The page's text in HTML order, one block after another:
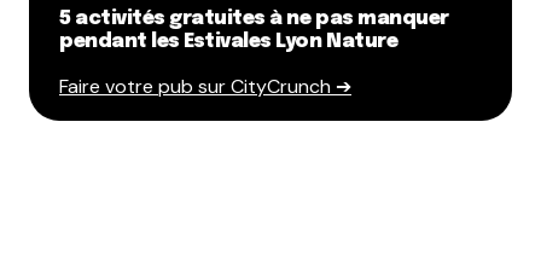
5 activités gratuites à ne pas manquer
pendant les Estivales Lyon Nature
Faire votre pub sur CityCrunch ➔